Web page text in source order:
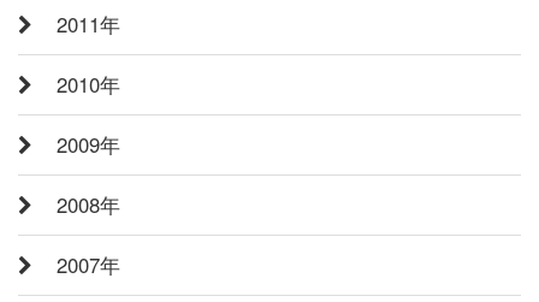
2011年
2010年
2009年
2008年
2007年